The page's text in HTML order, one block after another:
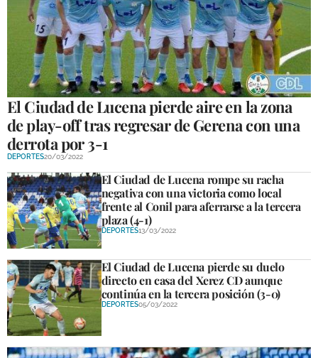
El Ciudad de Lucena pierde aire en la zona
de play-off tras regresar de Gerena con una
derrota por 3-1
DEPORTES20/03/2022
El Ciudad de Lucena rompe su racha
negativa con una victoria como local
frente al Conil para aferrarse a la tercera
plaza (4-1)
DEPORTES13/03/2022
El Ciudad de Lucena pierde su duelo
directo en casa del Xerez CD aunque
continúa en la tercera posición (3-0)
DEPORTES05/03/2022